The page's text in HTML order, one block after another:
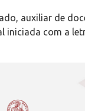
auxiliar de
iniciada com a